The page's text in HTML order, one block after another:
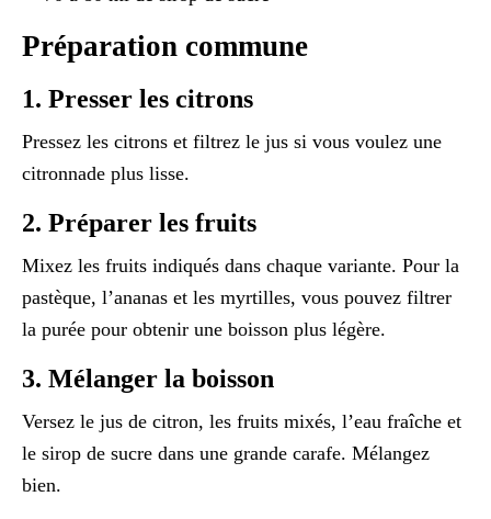
Préparation commune
1. Presser les citrons
Pressez les citrons et filtrez le jus si vous voulez une
citronnade plus lisse.
2. Préparer les fruits
Mixez les fruits indiqués dans chaque variante. Pour la
pastèque, l’ananas et les myrtilles, vous pouvez filtrer
la purée pour obtenir une boisson plus légère.
3. Mélanger la boisson
Versez le jus de citron, les fruits mixés, l’eau fraîche et
le sirop de sucre dans une grande carafe. Mélangez
bien.